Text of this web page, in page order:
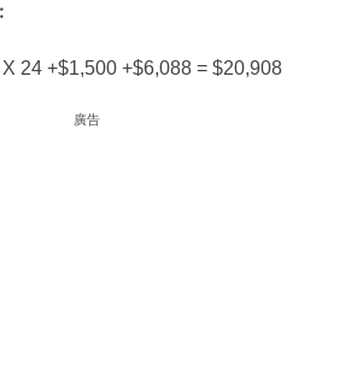
24 +$1,500 +$6,088 = $20,908
廣告